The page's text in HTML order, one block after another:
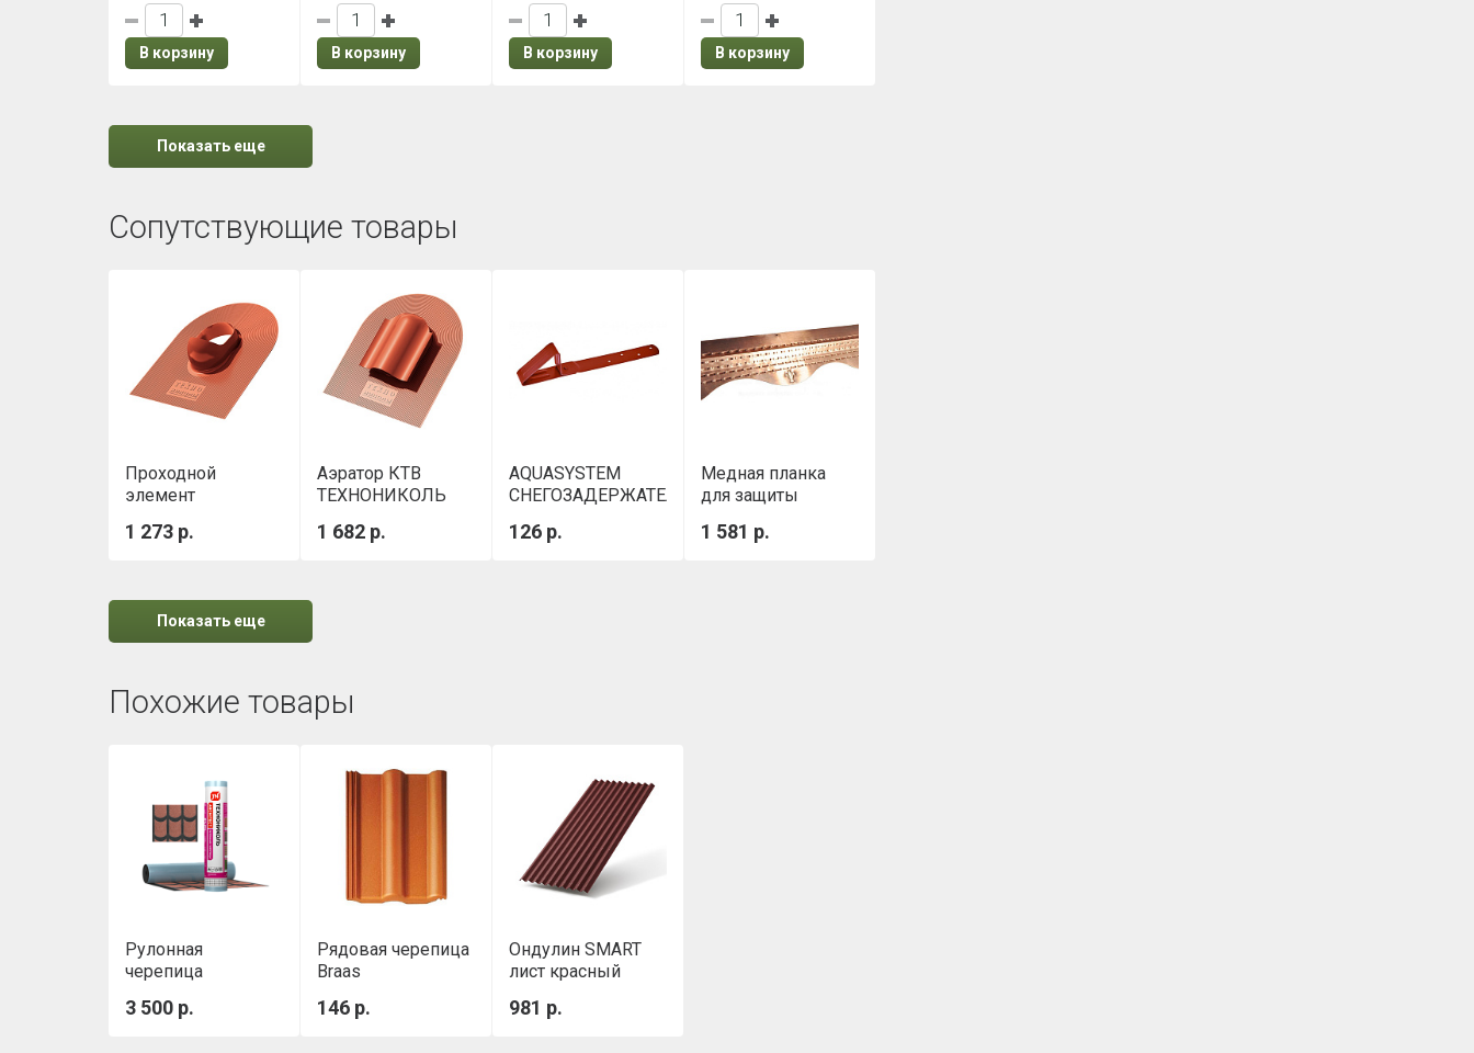
В корзину В корзину В корзину В корзину
Показать еще
Сопутствующие товары
Проходной
элемент
красный
1 273 р.
Аэратор КТВ
ТЕХНОНИКОЛЬ
1 682 р.
AQUASYSTEM
СНЕГОЗАДЕРЖАТЕЛЬ
ЧЕРЕПИЦЫ RR 29
126 р.
Медная планка
для защиты
StopMOSS
1 581 р.
Показать еще
Похожие товары
Рулонная
черепица
ТЕХНОНИКОЛЬ,
3 500 р.
Рядовая черепица
Braas
красный
146 р.
Ондулин SMART
лист красный
981 р.